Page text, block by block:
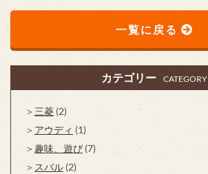
一覧に戻る
カテゴリー CATEGORY
三菱 (2)
アウディ (1)
趣味、遊び (7)
スバル (2)